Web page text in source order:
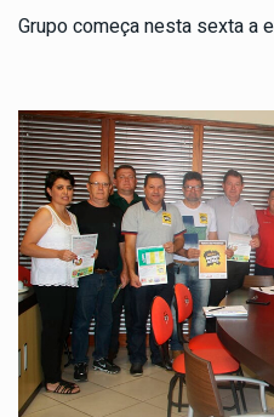
Grupo começa nesta sexta a